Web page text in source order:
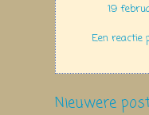
19
Een reactie
Nieuwere